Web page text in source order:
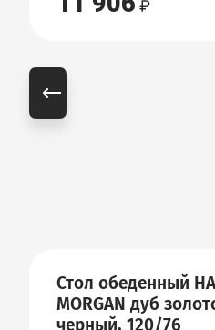
Стол обеденный
MORGAN дуб
черный, 120/76